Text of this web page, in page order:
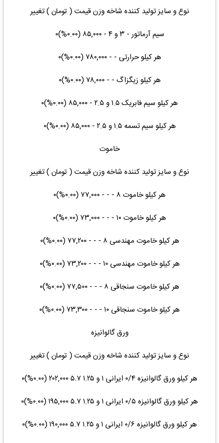
نوع و سایز تولید کننده شاخه وزن قیمت ( تومان ) تغییر
سیم آرماتور - ۳ و ۴ - ۸۵,۰۰۰ (۰.۰۰%)۰
هر کیلو حرارتی - - ۷۸۰,۰۰۰ (۰.۰۰%)۰
هر کیلو زیگزاگ - - ۷۸,۰۰۰ (۰.۰۰%)۰
هر کیلو سیم فابریک ۱.۵ و ۲.۵ - ۸۵,۰۰۰ (۰.۰۰%)۰
هر کیلو سیم تسمه ۱.۵ و ۲.۵ - ۸۵,۰۰۰ (۰.۰۰%)۰
خاموت
نوع و سایز تولید کننده شاخه وزن قیمت ( تومان ) تغییر
هر کیلو خاموت ۸ - - - ۷۷,۰۰۰ (۰.۰۰%)۰
هر کیلو خاموت ۱۰ - - - ۷۳,۰۰۰ (۰.۰۰%)۰
هر کیلو خاموت مهندسی ۸ - - - ۷۷,۲۰۰ (۰.۰۰%)۰
هر کیلو خاموت مهندسی ۱۰ - - - ۷۳,۲۰۰ (۰.۰۰%)۰
هر کیلو خاموت سنجاقی ۸ - - - ۷۷,۵۰۰ (۰.۰۰%)۰
هر کیلو خاموت سنجاقی ۱۰ - - - ۷۳,۳۰۰ (۰.۰۰%)۰
ورق گالوانیزه
نوع و سایز تولید کننده شاخه وزن قیمت ( تومان ) تغییر
هر کیلو ورق گالوانیزه ۰/۴ ایرانی ۱ و ۱.۲۵ ۵.۷ ۲۰۲,۰۰۰ (۰.۰۰%)۰
هر کیلو ورق گالوانیزه ۰/۵ ایرانی ۱ و ۱.۲۵ ۵.۷ ۱۹۵,۰۰۰ (۰.۰۰%)۰
هر کیلو ورق گالوانیزه ۰/۶ ایرانی ۱ و ۱.۲۵ ۵.۷ ۱۹۰,۰۰۰ (۰.۰۰%)۰